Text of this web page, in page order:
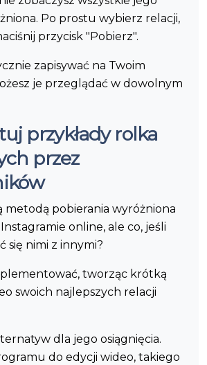
Po prostu wybierz relacji,
przycisk "Pobierz".
zapisywać na Twoim
je przeglądać w dowolnym
przykłady rolka
przez
metodą pobierania wyróżniona
online, ale co, jeśli
się nimi z innymi?
tworząc krótką
swoich najlepszych relacji
dla jego osiągnięcia.
do edycji wideo, takiego